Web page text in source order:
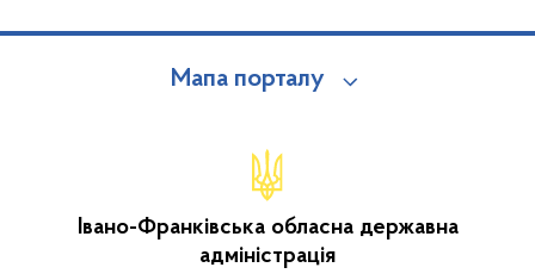
Мапа порталу
Івано-Франківська обласна державна
адміністрація